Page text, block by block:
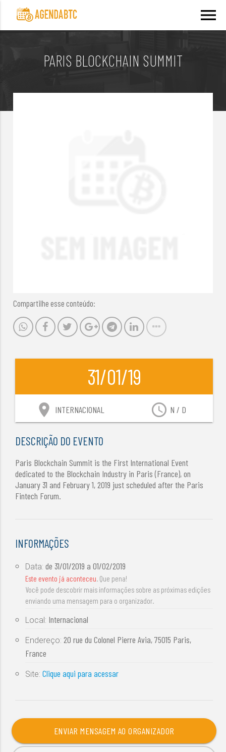
menu
PARIS BLOCKCHAIN SUMMIT
Compartilhe esse conteúdo:
31/01/19
access_time N / D
location_on INTERNACIONAL
DESCRIÇÃO DO EVENTO
Paris Blockchain Summit is the First International Event
dedicated to the Blockchain Industry in Paris (France), on
January 31 and February 1, 2019 just scheduled after the Paris
Fintech Forum.
INFORMAÇÕES
Data:de31/01/2019 a01/02/2019
Este evento já aconteceu. Que pena!
Você pode descobrir mais informações sobre as próximas edições
enviando uma mensagem para o organizador.
Local: Internacional
Endereço:20 rue du Colonel Pierre Avia, 75015 Paris,
France
Site:Clique aqui para acessar
ENVIAR MENSAGEM AO ORGANIZADOR